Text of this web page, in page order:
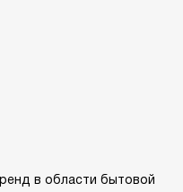
в области бытовой